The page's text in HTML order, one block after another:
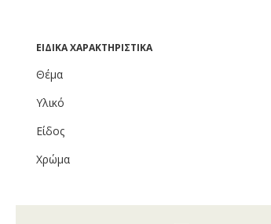
ΕΙΔΙΚΆ ΧΑΡΑΚΤΗΡΙΣΤΙΚΆ
Θέμα
Υλικό
Είδος
Χρώμα